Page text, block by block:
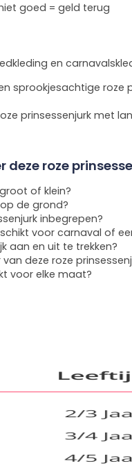
goed = geld terug
en
sprookjesachtige roze
prinsessenjurk met
deze roze
of klein?
de grond?
inbegrepen?
voor carnaval of
aan en uit te trekken?
deze roze
voor elke maat?